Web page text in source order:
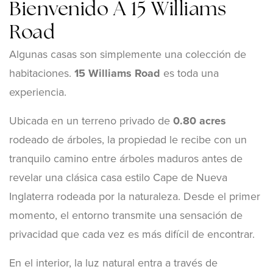
Bienvenido A 15 Williams
Road
Algunas casas son simplemente una colección de
habitaciones. 15 Williams Road es toda una
experiencia.
Ubicada en un terreno privado de0.80 acres
rodeado de árboles, la propiedad le recibe con un
tranquilo camino entre árboles maduros antes de
revelar una clásica casa estilo Cape de Nueva
Inglaterra rodeada por la naturaleza. Desde el primer
momento, el entorno transmite una sensación de
privacidad que cada vez es más difícil de encontrar.
En el interior, la luz natural entra a través de